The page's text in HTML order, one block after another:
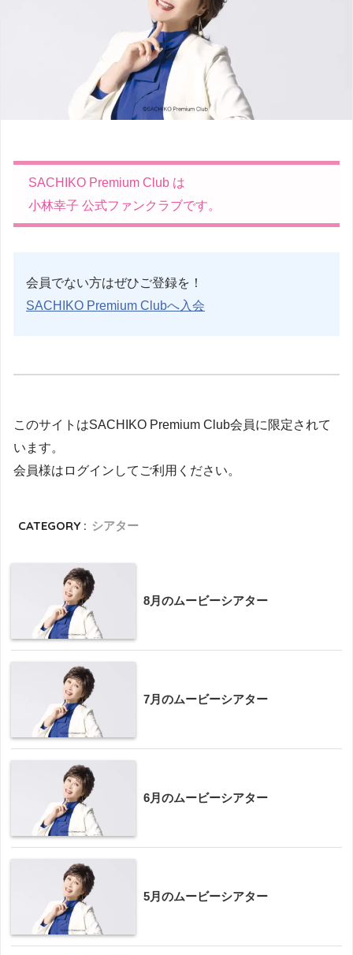
SACHIKO Premium Club は
小林幸子 公式ファンクラブです。
会員でない方はぜひご登録を！
SACHIKO Premium Clubへ入会
このサイトはSACHIKO Premium Club会員に限定されて
います。
会員様はログインしてご利用ください。
CATEGORY : シアター
8月のムービーシアター
7月のムービーシアター
6月のムービーシアター
5月のムービーシアター